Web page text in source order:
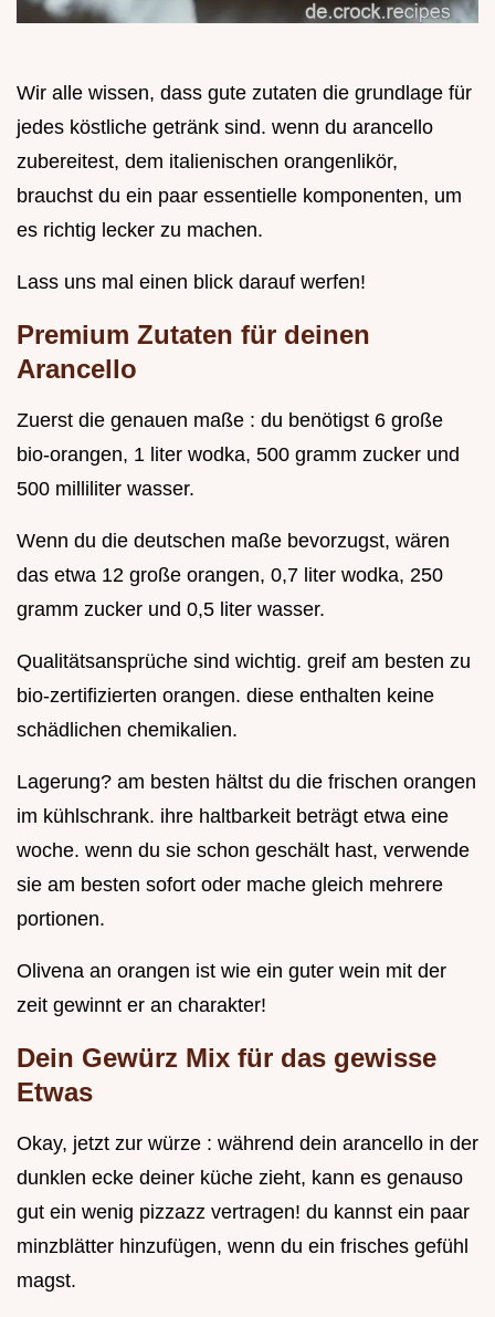
Wir alle wissen, dass gute zutaten die grundlage für
jedes köstliche getränk sind. wenn du arancello
zubereitest, dem italienischen orangenlikör,
brauchst du ein paar essentielle komponenten, um
es richtig lecker zu machen.
Lass uns mal einen blick darauf werfen!
Premium Zutaten für deinen
Arancello
Zuerst die genauen maße : du benötigst 6 große
bio-orangen, 1 liter wodka, 500 gramm zucker und
500 milliliter wasser.
Wenn du die deutschen maße bevorzugst, wären
das etwa 12 große orangen, 0,7 liter wodka, 250
gramm zucker und 0,5 liter wasser.
Qualitätsansprüche sind wichtig. greif am besten zu
bio-zertifizierten orangen. diese enthalten keine
schädlichen chemikalien.
Lagerung? am besten hältst du die frischen orangen
im kühlschrank. ihre haltbarkeit beträgt etwa eine
woche. wenn du sie schon geschält hast, verwende
sie am besten sofort oder mache gleich mehrere
portionen.
Olivena an orangen ist wie ein guter wein mit der
zeit gewinnt er an charakter!
Dein Gewürz Mix für das gewisse
Etwas
Okay, jetzt zur würze : während dein arancello in der
dunklen ecke deiner küche zieht, kann es genauso
gut ein wenig pizzazz vertragen! du kannst ein paar
minzblätter hinzufügen, wenn du ein frisches gefühl
magst.